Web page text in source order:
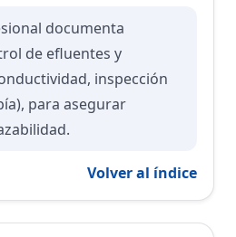
documenta
de efluentes y
inspección
para asegurar
Volver al índice